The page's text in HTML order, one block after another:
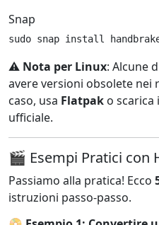
Snap
sudo snap install
⚠️ Nota per Linux: Alcune
avere versioni obsolete nei
caso, usa Flatpak o scarica
ufficiale.
🎬 Esempi Pratici con
Passiamo alla pratica! Ecco
istruzioni passo-passo.